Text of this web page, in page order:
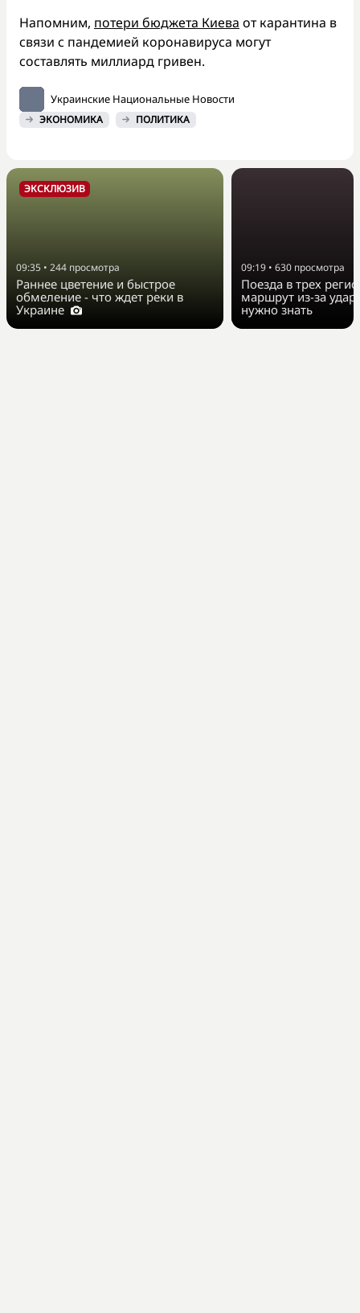
Напомним, потери бюджета Киева от карантина в
связи с пандемией коронавируса могут
составлять миллиард гривен.
Украинские Национальные Новости
ЭКОНОМИКА ПОЛИТИКА
ЭКСКЛЮЗИВ
09:35 • 244 просмотра
Раннее цветение и быстрое
обмеление - что ждет реки в
Украине
09:19 • 630 просмотра
Поезда в трех
маршрут из-за
нужно знать